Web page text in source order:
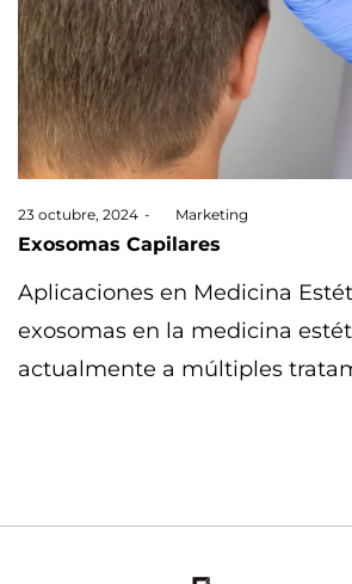
Posted
on
23 octubre, 2024 Marketing
Exosomas Capilares
Aplicaciones en Medicina
exosomas en la medicina
actualmente a múltiples